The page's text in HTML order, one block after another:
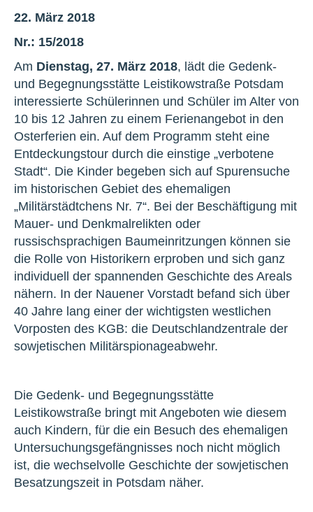
22. März 2018
Nr.: 15/2018
Am Dienstag, 27. März 2018, lädt die Gedenk-
und Begegnungsstätte Leistikowstraße Potsdam
interessierte Schülerinnen und Schüler im Alter von
10 bis 12 Jahren zu einem Ferienangebot in den
Osterferien ein. Auf dem Programm steht eine
Entdeckungstour durch die einstige „verbotene
Stadt“. Die Kinder begeben sich auf Spurensuche
im historischen Gebiet des ehemaligen
„Militärstädtchens Nr. 7“. Bei der Beschäftigung mit
Mauer- und Denkmalrelikten oder
russischsprachigen Baumeinritzungen können sie
die Rolle von Historikern erproben und sich ganz
individuell der spannenden Geschichte des Areals
nähern. In der Nauener Vorstadt befand sich über
40 Jahre lang einer der wichtigsten westlichen
Vorposten des KGB: die Deutschlandzentrale der
sowjetischen Militärspionageabwehr.
Die Gedenk- und Begegnungsstätte
Leistikowstraße bringt mit Angeboten wie diesem
auch Kindern, für die ein Besuch des ehemaligen
Untersuchungsgefängnisses noch nicht möglich
ist, die wechselvolle Geschichte der sowjetischen
Besatzungszeit in Potsdam näher.